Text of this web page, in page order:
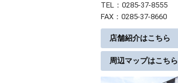
TEL：0285-37-8555
FAX：0285-37-8660
店舗紹介はこちら
周辺マップはこちら